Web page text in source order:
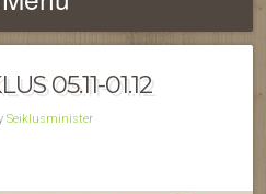
05.11-01.12
Seiklusminister